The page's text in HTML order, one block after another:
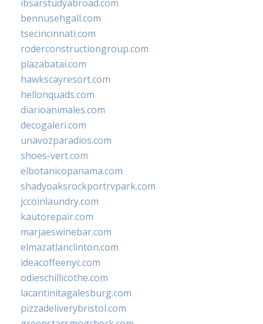
ibsarstudyabroad.com
bennusehgall.com
tsecincinnati.com
roderconstructiongroup.com
plazabatai.com
hawkscayresort.com
hellonquads.com
diarioanimales.com
decogaleri.com
unavozparadios.com
shoes-vert.com
elbotanicopanama.com
shadyoaksrockportrvpark.com
jccoinlaundry.com
kautorepair.com
marjaeswinebar.com
elmazatlanclinton.com
ideacoffeenyc.com
odieschillicothe.com
lacantinitagalesburg.com
pizzadeliverybristol.com